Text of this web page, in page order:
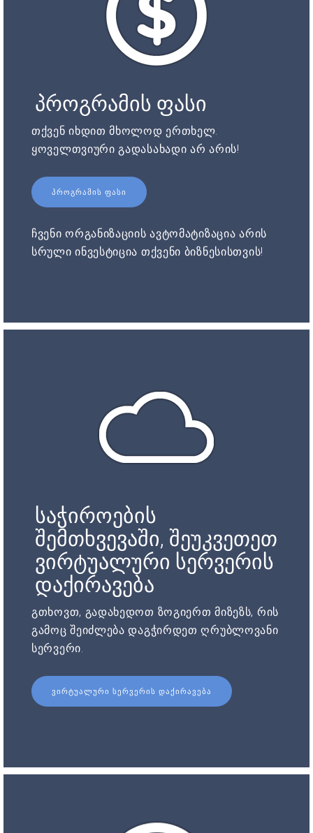
პროგრამის ფასი
თქვენ იხდით მხოლოდ ერთხელ.
ყოველთვიური გადასახადი არ არის!
ᲞᲠᲝᲒᲠᲐᲛᲘᲡ ᲤᲐᲡᲘ
ჩვენი ორგანიზაციის ავტომატიზაცია არის
სრული ინვესტიცია თქვენი ბიზნესისთვის!
საჭიროების
შემთხვევაში, შეუკვეთეთ
ვირტუალური სერვერის
დაქირავება
გთხოვთ, გადახედოთ ზოგიერთ მიზეზს, რის
გამოც შეიძლება დაგჭირდეთ ღრუბლოვანი
სერვერი.
ᲕᲘᲠᲢᲣᲐᲚᲣᲠᲘ ᲡᲔᲠᲕᲔᲠᲘᲡ ᲓᲐᲥᲘᲠᲐᲕᲔᲑᲐ